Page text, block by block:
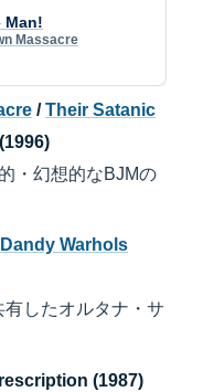
Man!
Massacre
/Their Satanic
(1996)
・幻想的なBJMの
Warhols
有したオルタナ・サ
(1987)